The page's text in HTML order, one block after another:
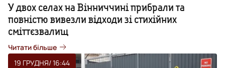
У двох селах на Вінниччині прибрали та
повністю вивезли відходи зі стихійних
сміттєзвалищ
Читати більше
19 ГРУДНЯ/ 16:44